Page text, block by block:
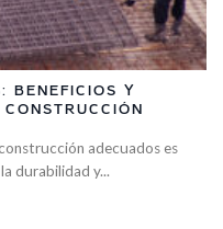
BENEFICIOS Y
adecuados es
durabilidad y...